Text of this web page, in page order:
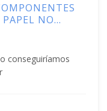
NO
conseguiríamos